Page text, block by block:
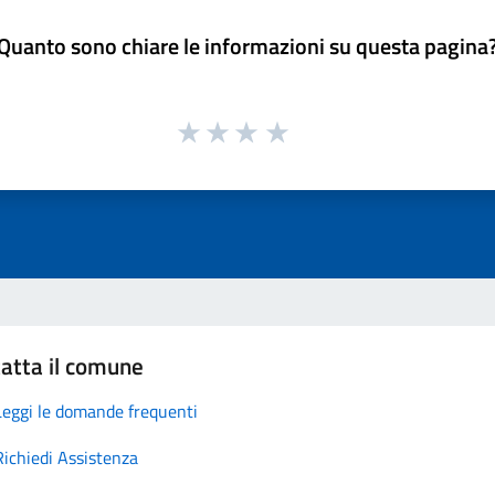
sono chiare le informazioni su questa
il comune
le domande frequenti
Assistenza